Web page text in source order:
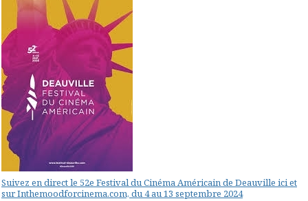
Suivez en direct le 52e Festival du Cinéma Américain de Deauville ici et
sur Inthemoodforcinema.com, du 4 au 13 septembre 2024